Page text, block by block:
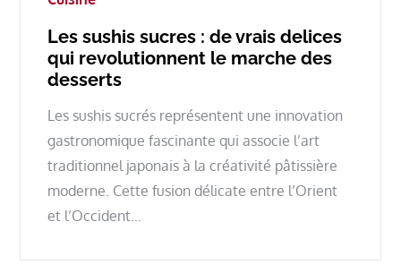
Les sushis sucres : de vrais delices
qui revolutionnent le marche des
desserts
Les sushis sucrés représentent une innovation
gastronomique fascinante qui associe l’art
traditionnel japonais à la créativité pâtissière
moderne. Cette fusion délicate entre l’Orient
et l’Occident…